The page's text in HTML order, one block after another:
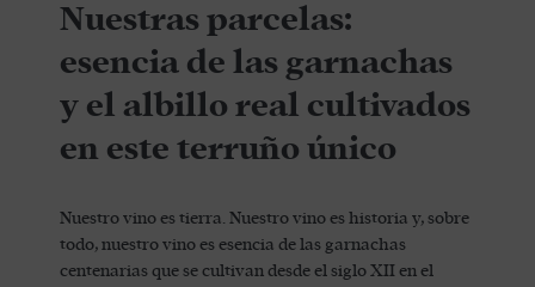
Nuestras parcelas:
esencia de las garnachas
y el albillo real cultivados
en este terruño único
Nuestro vino es tierra. Nuestro vino es historia y, sobre
todo, nuestro vino es esencia de las garnachas
centenarias que se cultivan desde el siglo XII en el